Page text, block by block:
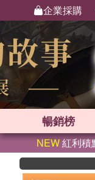
企業採購
暢銷榜
NEW紅利積